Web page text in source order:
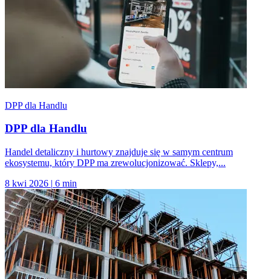
DPP dla Handlu
DPP dla Handlu
Handel detaliczny i hurtowy znajduje się w samym centrum
ekosystemu, który DPP ma zrewolucjonizować. Sklepy,...
8 kwi 2026 | 6 min